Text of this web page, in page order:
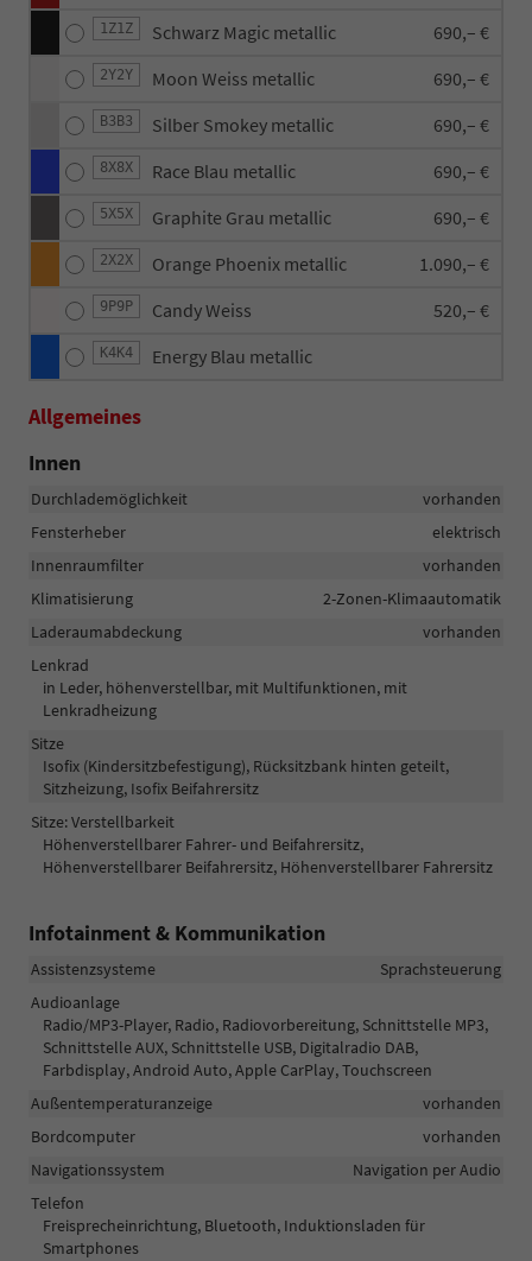
1Z1Z Schwarz Magic metallic 690,– €
2Y2Y Moon Weiss metallic 690,– €
B3B3 Silber Smokey metallic 690,– €
8X8X Race Blau metallic 690,– €
5X5X Graphite Grau metallic 690,– €
2X2X Orange Phoenix metallic 1.090,– €
9P9P Candy Weiss 520,– €
K4K4 Energy Blau metallic
Allgemeines
Innen
Durchlademöglichkeit
vorhanden
Fensterheber
elektrisch
Innenraumfilter
vorhanden
Klimatisierung
2-Zonen-Klimaautomatik
Laderaumabdeckung
vorhanden
Lenkrad
in Leder, höhenverstellbar, mit Multifunktionen, mit
Lenkradheizung
Sitze
Isofix (Kindersitzbefestigung), Rücksitzbank hinten geteilt,
Sitzheizung, Isofix Beifahrersitz
Sitze: Verstellbarkeit
Höhenverstellbarer Fahrer- und Beifahrersitz,
Höhenverstellbarer Beifahrersitz, Höhenverstellbarer Fahrersitz
Infotainment & Kommunikation
Assistenzsysteme
Sprachsteuerung
Audioanlage
Radio/MP3-Player, Radio, Radiovorbereitung, Schnittstelle MP3,
Schnittstelle AUX, Schnittstelle USB, Digitalradio DAB,
Farbdisplay, Android Auto, Apple CarPlay, Touchscreen
Außentemperaturanzeige
vorhanden
Bordcomputer
vorhanden
Navigationssystem
Navigation per Audio
Telefon
Freisprecheinrichtung, Bluetooth, Induktionsladen für
Smartphones